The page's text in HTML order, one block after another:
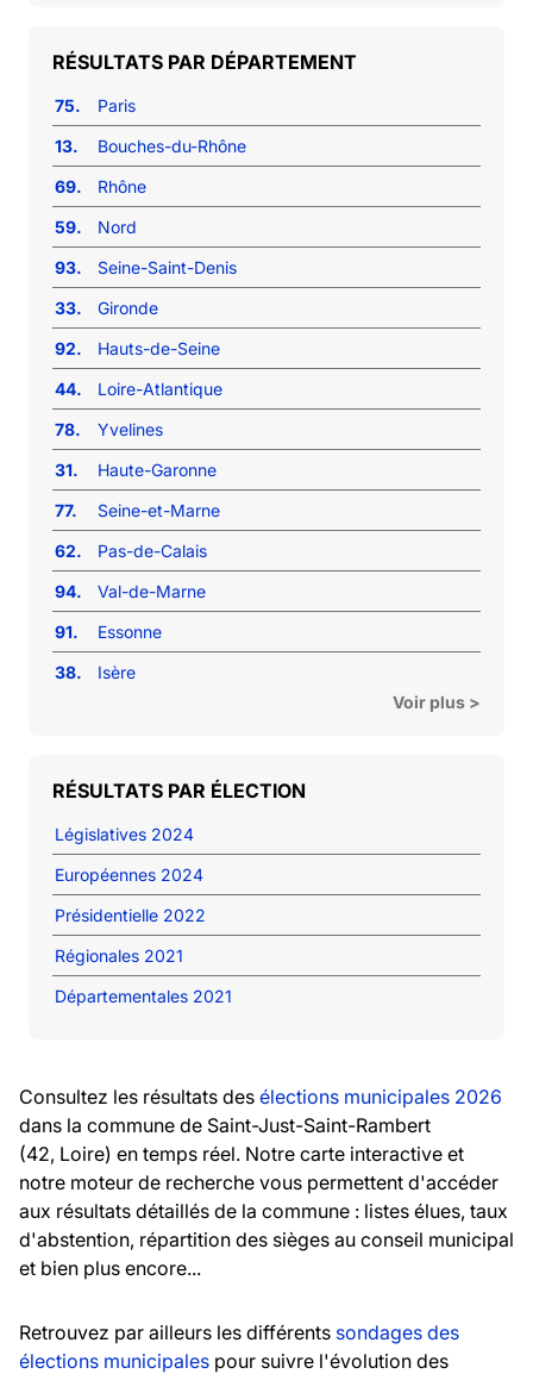
RÉSULTATS PAR DÉPARTEMENT
75.
Paris
13.
Bouches-du-Rhône
69.
Rhône
59.
Nord
93.
Seine-Saint-Denis
33.
Gironde
92.
Hauts-de-Seine
44.
Loire-Atlantique
78.
Yvelines
31.
Haute-Garonne
77.
Seine-et-Marne
62.
Pas-de-Calais
94.
Val-de-Marne
91.
Essonne
38.
Isère
Voir plus >
RÉSULTATS PAR ÉLECTION
Législatives 2024
Européennes 2024
Présidentielle 2022
Régionales 2021
Départementales 2021
Consultez les résultats des élections municipales 2026
dans la commune de Saint-Just-Saint-Rambert
(42, Loire) en temps réel. Notre carte interactive et
notre moteur de recherche vous permettent d'accéder
aux résultats détaillés de la commune : listes élues, taux
d'abstention, répartition des sièges au conseil municipal
et bien plus encore...
Retrouvez par ailleurs les différents sondages des
élections municipales pour suivre l'évolution des